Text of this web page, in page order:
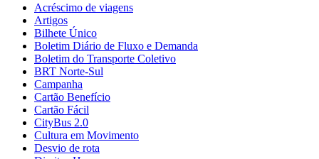
Acréscimo de viagens
Artigos
Bilhete Único
Boletim Diário de Fluxo e Demanda
Boletim do Transporte Coletivo
BRT Norte-Sul
Campanha
Cartão Benefício
Cartão Fácil
CityBus 2.0
Cultura em Movimento
Desvio de rota